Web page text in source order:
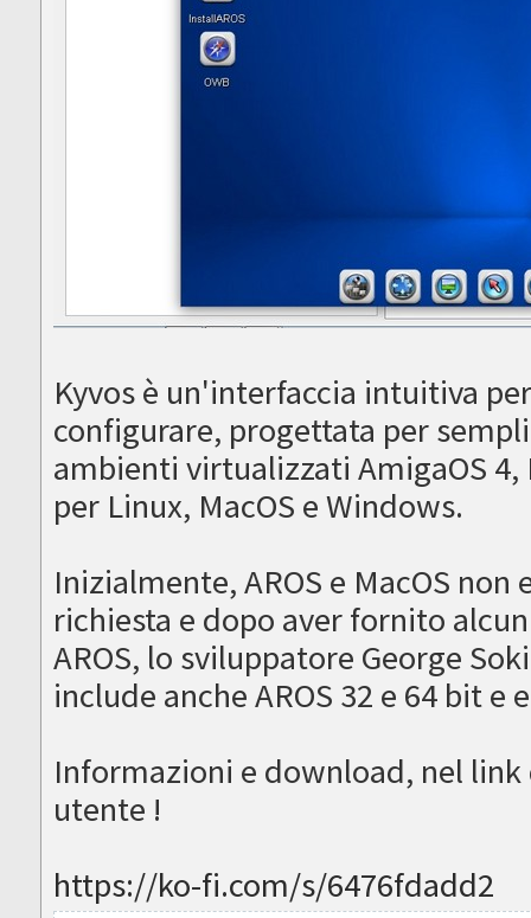
Kyvos è un'interfaccia intuitiva
configurare, progettata per
ambienti virtualizzati AmigaOS 4,
per Linux, MacOS e Windows.
Inizialmente, AROS e MacOS
richiesta e dopo aver fornito
AROS, lo sviluppatore George
include anche AROS 32 e 64 bit e
Informazioni e download, nel
utente !
https://ko-fi.com/s/6476fdadd2